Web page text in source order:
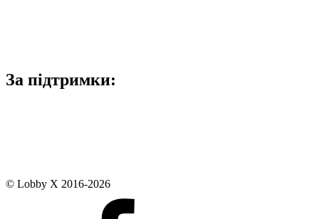
За підтримки:
© Lobby X 2016-2026